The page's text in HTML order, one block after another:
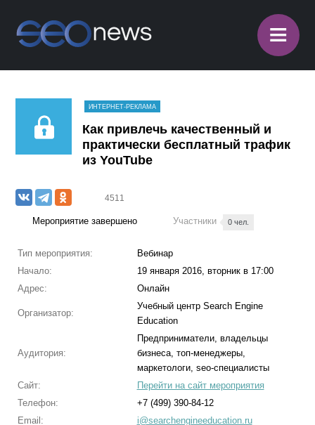
≡
ИНТЕРНЕТ-РЕКЛАМА
Как привлечь качественный и
практически бесплатный трафик
из YouTube
4511
Мероприятие завершено Участники 0 чел.
Тип мероприятия:
Вебинар
Начало:
19 января 2016, вторник в 17:00
Адрес:
Онлайн
Организатор:
Учебный центр Search Engine
Education
Аудитория:
Предприниматели, владельцы
бизнеса, топ-менеджеры,
маркетологи, seo-специалисты
Сайт:
Перейти на сайт мероприятия
Телефон:
+7 (499) 390-84-12
Email:
i@searchengineeducation.ru